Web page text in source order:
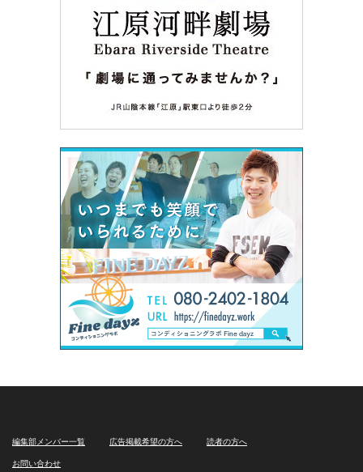
編集部メンバー一覧 広告掲載希望の方へ 読者の方へ
お問い合わせ